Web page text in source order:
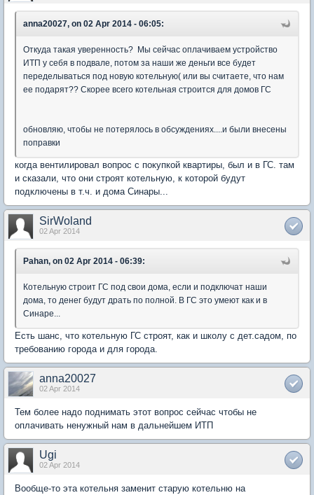
anna20027, on 02 Apr 2014 - 06:05:
Откуда такая уверенность? Мы сейчас оплачиваем устройство
ИТП у себя в подвале, потом за наши же деньги все будет
переделываться под новую котельную( или вы считаете, что нам
ее подарят?? Скорее всего котельная строится для домов ГС
обновляю, чтобы не потерялось в обсуждениях....и были внесены
поправки
когда вентилировал вопрос с покупкой квартиры, был и в ГС. там
и сказали, что они строят котельную, к которой будут
подключены в т.ч. и дома Синары...
SirWoland
02 Apr 2014
Pahan, on 02 Apr 2014 - 06:39:
Котельную строит ГС под свои дома, если и подключат наши
дома, то денег будут драть по полной. В ГС это умеют как и в
Синаре...
Есть шанс, что котельную ГС строят, как и школу с дет.садом, по
требованию города и для города.
anna20027
02 Apr 2014
Тем более надо поднимать этот вопрос сейчас чтобы не
оплачивать ненужный нам в дальнейшем ИТП
Ugi
02 Apr 2014
Вообще-то эта котельня заменит старую котельню на